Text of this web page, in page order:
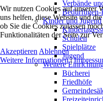
Verbände
Bedürftigen-
Kinder und Jugend
Schulen
Spielplätze
Jugend
Weitere
Bücherei
Friedhöfe
Wir nutzen Cookies auf unserer
uns helfen, diese Website und
ob Sie die Cookies zulassen
Funktionalitäten der Seite zur
Akzeptieren Ablehnen
Weitere Informationen|